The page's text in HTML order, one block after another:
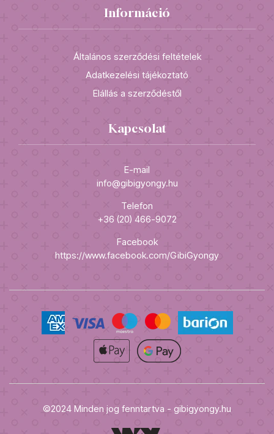
Információ
Általános szerződési feltételek
Adatkezelési tájékoztató
Elállás a szerződéstől
Kapcsolat
E-mail
info@gibigyongy.hu
Telefon
+36 (20) 466-9072
Facebook
https://www.facebook.com/GibiGyongy
©2024 Minden jog fenntartva - gibigyongy.hu